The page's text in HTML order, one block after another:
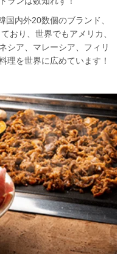
内外20数個のブランド、
おり、世界でもアメリカ、
シア、マレーシア、フィリ
理を世界に広めています！